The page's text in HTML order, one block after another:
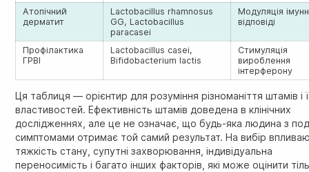
Атопічний
дерматит
Lactobacillus rhamnosus
GG, Lactobacillus
paracasei
Модуляція
відповіді
Профілактика
ГРВІ
Lactobacillus casei,
Bifidobacterium lactis
Стимуляція
вироблення
інтерферону
Ця таблиця — орієнтир для розуміння різноманіття штамів і
властивостей. Ефективність штамів доведена в клінічних
дослідженнях, але це не означає, що будь-яка людина з
симптомами отримає той самий результат. На вибір
тяжкість стану, супутні захворювання, індивідуальна
переносимість і багато інших факторів, які може оцінити